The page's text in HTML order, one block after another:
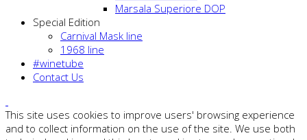
Marsala Superiore DOP
Special Edition
Carnival Mask line
1968 line
#winetube
Contact Us
This site uses cookies to improve users' browsing experience
and to collect information on the use of the site. We use both